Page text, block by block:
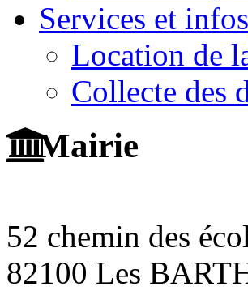
Services et
Location de
Collecte des
Mairie
52 chemin des
82100 Les